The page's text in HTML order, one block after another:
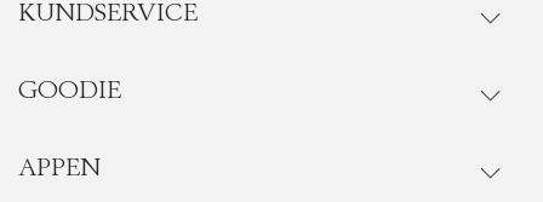
KUNDSERVICE
Onlineköp
Orderstatus
GOODIE
Förmåner
APPEN